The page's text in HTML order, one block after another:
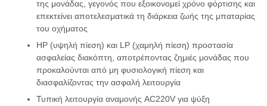
της μονάδας, γεγονός που εξοικονομεί χρόνο φόρτισης και
επεκτείνει αποτελεσματικά τη διάρκεια ζωής της μπαταρίας
του οχήματος
HP (υψηλή πίεση) και LP (χαμηλή πίεση) προστασία
ασφαλείας διακόπτη, αποτρέποντας ζημιές μονάδας που
προκαλούνται από μη φυσιολογική πίεση και
διασφαλίζοντας την ασφαλή λειτουργία
Τυπική λειτουργία αναμονής AC220V για ψύξη